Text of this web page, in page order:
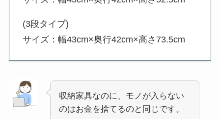
(3段タイプ)
サイズ：幅43cm×奥行42cm×高さ73.5cm
収納家具なのに、モノが入らない
のはお金を捨てるのと同じです。